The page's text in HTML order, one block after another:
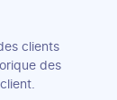
clients
des